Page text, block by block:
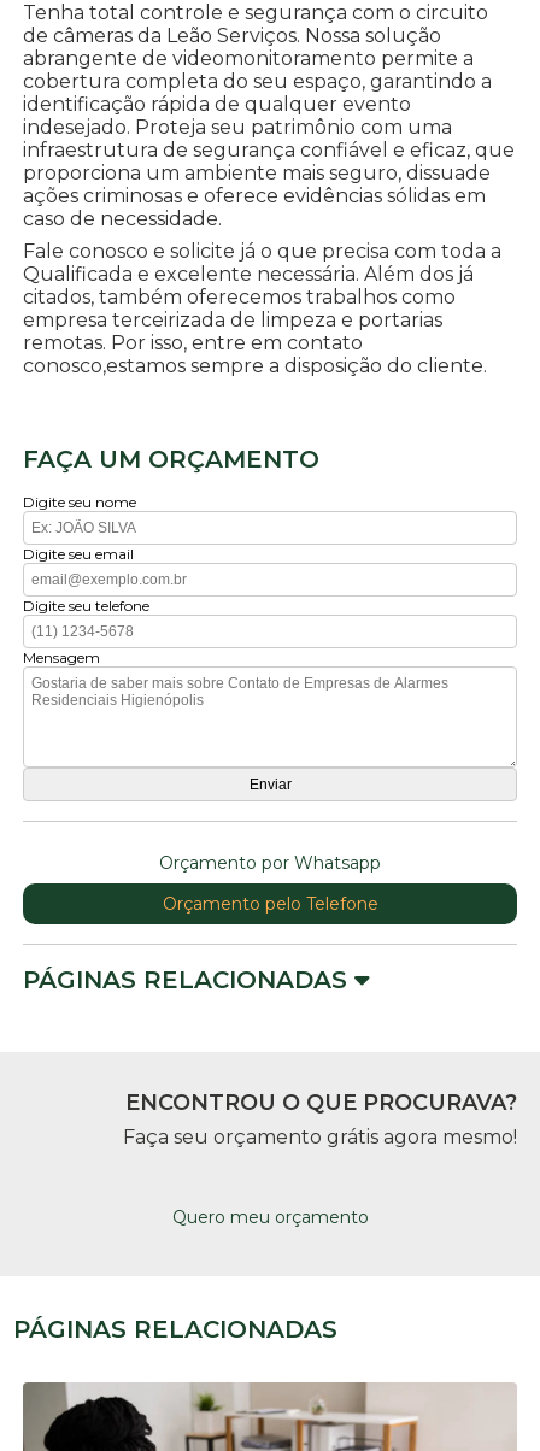
Tenha total controle e segurança com o circuito
de câmeras da Leão Serviços. Nossa solução
abrangente de videomonitoramento permite a
cobertura completa do seu espaço, garantindo a
identificação rápida de qualquer evento
indesejado. Proteja seu patrimônio com uma
infraestrutura de segurança confiável e eficaz, que
proporciona um ambiente mais seguro, dissuade
ações criminosas e oferece evidências sólidas em
caso de necessidade.
Fale conosco e solicite já o que precisa com toda a
Qualificada e excelente necessária. Além dos já
citados, também oferecemos trabalhos como
empresa terceirizada de limpeza e portarias
remotas. Por isso, entre em contato
conosco,estamos sempre a disposição do cliente.
FAÇA UM ORÇAMENTO
Digite seu nome
Digite seu email
Digite seu telefone
Mensagem
Orçamento por Whatsapp
Orçamento pelo Telefone
PÁGINAS RELACIONADAS
ENCONTROU O QUE PROCURAVA?
Faça seu orçamento grátis agora mesmo!
Quero meu orçamento
PÁGINAS RELACIONADAS